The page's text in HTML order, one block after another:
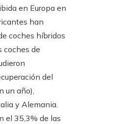
en Europa en
han
coches híbridos
coches de
del
un año),
y Alemania.
el 35,3% de las